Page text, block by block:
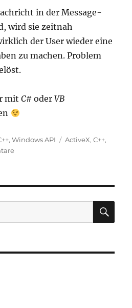
in der Message-
wird sie zeitnah
der User wieder eine
zu machen. Problem
mitC# oderVB
,Windows API Schlagwörter
ActiveX,C++,
zu
stiehlt
Fokus